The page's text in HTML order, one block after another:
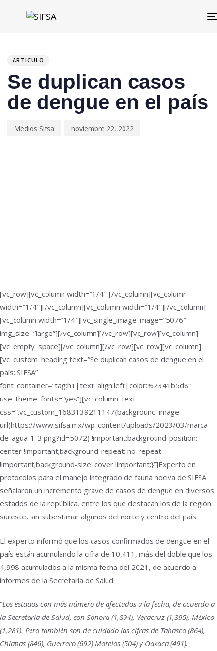
ARTICULO
Se duplican casos
de dengue en el país
Medios Sifsa noviembre 22, 2022
[vc_row][vc_column width=”1/4″][/vc_column][vc_column
width=”1/4″][/vc_column][vc_column width=”1/4″][/vc_column]
[vc_column width=”1/4″][vc_single_image image=”5076″
img_size=”large”][/vc_column][/vc_row][vc_row][vc_column]
[vc_empty_space][/vc_column][/vc_row][vc_row][vc_column]
[vc_custom_heading text=”Se duplican casos de dengue en el
país: SIFSA”
font_container=”tag:h1|text_align:left|color:%2341b5d8″
use_theme_fonts=”yes”][vc_column_text
css=”.vc_custom_1683139211147{background-image:
url(https://www.sifsa.mx/wp-content/uploads/2023/03/marca-
de-agua-1-3.png?id=5072) !important;background-position:
center !important;background-repeat: no-repeat
!important;background-size: cover !important;}”]Experto en
protocolos para el manejo integrado de fauna nociva de SIFSA
señalaron un incremento grave de casos de dengue en diversos
estados de la república, entre los que destacan los de la región
sureste, sin subestimar algunos del norte y centro del país.
El experto informó que los casos confirmados de dengue en el
país están acumulando la cifra de 10,411, más del doble que los
4,998 acumulados a la misma fecha del 2021, de acuerdo a
informes de la Secretaría de Salud.
“Los estados con más número de afectados a la fecha, de acuerdo a
la Secretaría de Salud, son Sonora (1,894), Veracruz (1,395), México
(1,281). Pero también son de cuidado las cifras de Tabasco (864),
Chiapas (846), Guerrero (692) Morelos (504) y Oaxaca (491).